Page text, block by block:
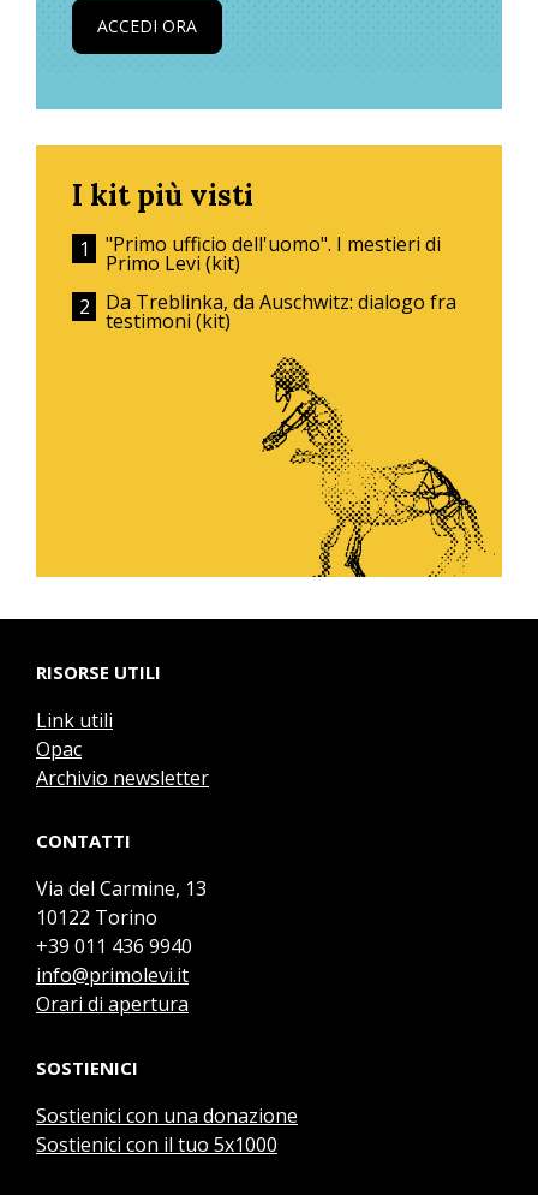
ACCEDI ORA
I kit più visti
"Primo ufficio dell'uomo". I mestieri di
Primo Levi (kit)
Da Treblinka, da Auschwitz: dialogo fra
testimoni (kit)
RISORSE UTILI
Link utili
Opac
Archivio newsletter
CONTATTI
Via del Carmine, 13
10122 Torino
+39 011 436 9940
info@primolevi.it
Orari di apertura
SOSTIENICI
Sostienici con una donazione
Sostienici con il tuo 5x1000